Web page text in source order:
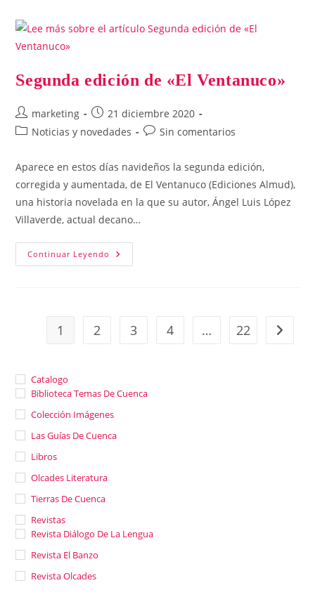
Segunda edición de «El Ventanuco»
Autor
de
marketing
Publicación
de
21 diciembre 2020
Categoría
la
entrada:
Noticias y novedades
Comentarios
la
entrada:
Sin comentarios
Aparece en estos días navideños la segunda edición,
corregida y aumentada, de El Ventanuco (Ediciones Almud),
una historia novelada en la que su autor, Ángel Luis López
Villaverde, actual decano…
Continuar Leyendo Segunda
Edición
1 2 3 4 … 22 Ir a la
Catalogo
Biblioteca Temas De Cuenca
Colección Imágenes
Las Guías De Cuenca
Libros
Olcades Literatura
Tierras De Cuenca
Revistas
Revista Diálogo De La Lengua
Revista El Banzo
Revista Olcades